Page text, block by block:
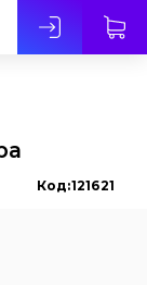
Код:121621